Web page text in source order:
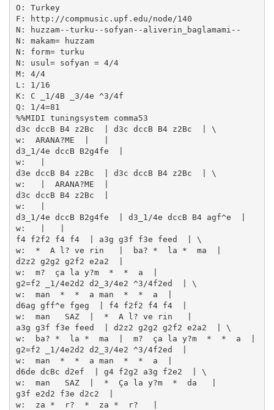
O: Turkey
F: http://compmusic.upf.edu/node/140
N: huzzam--turku--sofyan--aliverin_baglamami--
N: makam= huzzam
N: form= turku
N: usul= sofyan = 4/4
M: 4/4
L: 1/16
K: C _1/4B _3/4e ^3/4f
Q: 1/4=81
%%MIDI tuningsystem comma53
d3c dccB B4 z2Bc  | d3c dccB B4 z2Bc  | \
w:  ARANA?ME  |   |
d3_1/4e dccB B2g4fe  |
w:   |
d3e dccB B4 z2Bc  | d3c dccB B4 z2Bc  | \
w:   |  ARANA?ME  |
d3c dccB B4 z2Bc  |
w:   |
d3_1/4e dccB B2g4fe  | d3_1/4e dccB B4 agf^e  |
w:   |   |
f4 f2f2 f4 f4  | a3g g3f f3e feed  | \
w:  *  A l? ve rin   |  ba? *  la *  ma  |
d2z2 g2g2 g2f2 e2a2  |
w:  m?  ça la y?m  *  *  a  |
g2=f2 _1/4e2d2 d2_3/4e2 ^3/4f2ed  | \
w:  man  *  *  a man  *  *  a  |
d6ag gff^e fgeg  | f4 f2f2 f4 f4  |
w:  man   SAZ  |  *  A l? ve rin   |
a3g g3f f3e feed  | d2z2 g2g2 g2f2 e2a2  | \
w:  ba? *  la *  ma  |  m?  ça la y?m  *  *  a  |
g2=f2 _1/4e2d2 d2_3/4e2 ^3/4f2ed  |
w:  man  *  *  a man  *  *  a  |
d6de dcBc d2ef  | g4 f2g2 a3g f2e2  | \
w:  man   SAZ  |  *  Ça la y?m  *  da   |
g3f e2d2 f3e d2c2  |
w:  za *  r?  *  za *  r?   |